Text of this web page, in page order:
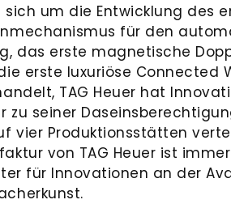
sich um die Entwicklung des
für den
das erste magnetische
erste luxuriöse Connected
TAG Heuer hat
zu seiner
vier Produktionsstätten
von TAG Heuer ist
für Innovationen an der